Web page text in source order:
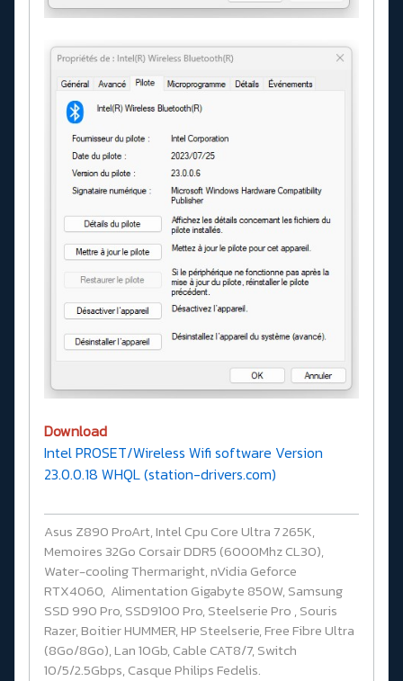
Download
Intel PROSET/Wireless Wifi software Version
23.0.0.18 WHQL (station-drivers.com)
Asus Z890 ProArt, Intel Cpu Core Ultra 7 265K,
Memoires 32Go Corsair DDR5 (6000Mhz CL30),
Water-cooling Thermaright, nVidia Geforce
RTX4060, Alimentation Gigabyte 850W, Samsung
SSD 990 Pro, SSD9100 Pro, Steelserie Pro , Souris
Razer, Boitier HUMMER, HP Steelserie, Free Fibre Ultra
(8Go/8Go), Lan 10Gb, Cable CAT8/7, Switch
10/5/2.5Gbps, Casque Philips Fedelis.